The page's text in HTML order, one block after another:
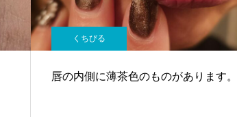
くちびる
唇の内側に薄茶色のものがあります。